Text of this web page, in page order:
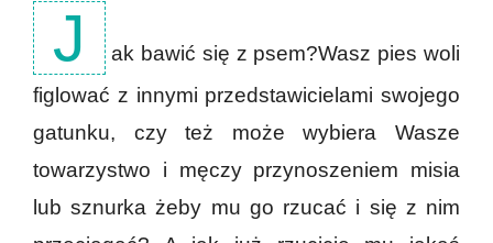
J
ak bawić się z psem?Wasz pies woli
figlować z innymi przedstawicielami swojego
gatunku, czy też może wybiera Wasze
towarzystwo i męczy przynoszeniem misia
lub sznurka żeby mu go rzucać i się z nim